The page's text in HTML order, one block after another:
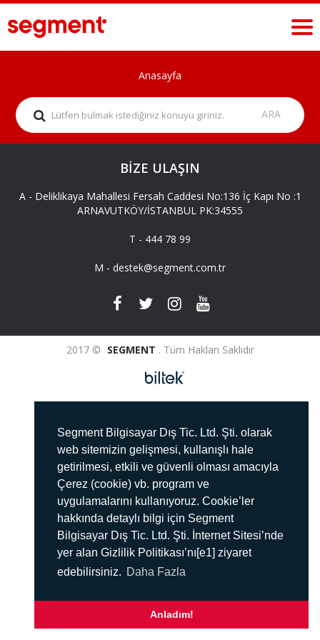
Segment Bilgisayar Dış Tic. Ltd. Şti. olarak
web sitemizin gelişmesi, kullanışlı hale
getirilmesi, etkili ve güvenli olması amacıyla
Çerez (cookie) vb. program ve
uygulamalarını kullanıyoruz. Cookie’ler
hakkında detaylı bilgi için Segment
Bilgisayar Dış Tic. Ltd. Şti. İnternet Sitesi’nde
yer alan Gizlilik Politikası’nı[e1] ziyaret
edebilirsiniz. Daha Fazla
Anladım!
Anasayfa
BİZE ULAŞIN
A - Deliklikaya Mahallesi Fersah Caddesi No:136 İç Kapı No :1
ARNAVUTKÖY/İSTANBUL PK:34555
T - 444 78 99
M - destek@segment.com.tr
2017 © SEGMENT . Tüm Hakları Saklıdır